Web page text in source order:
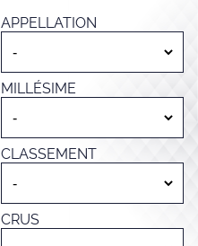
APPELLATION
MILLÉSIME
CLASSEMENT
CRUS